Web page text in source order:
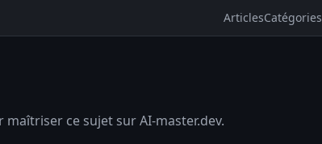
ArticlesCatégories
ce sujet sur AI-master.dev.